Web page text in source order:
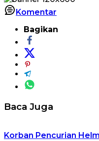
Komentar
Bagikan
Baca Juga
Korban Pencurian